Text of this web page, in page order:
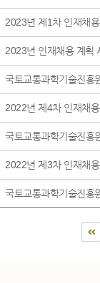
2023년 제1차 인재채
2023년 인재채용 계획
국토교통과학기술진흥
2022년 제4차 인재채
국토교통과학기술진흥
2022년 제3차 인재채
국토교통과학기술진흥